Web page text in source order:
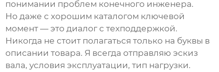
понимании проблем конечного инженера.
Но даже с хорошим каталогом ключевой
момент — это диалог с техподдержкой.
Никогда не стоит полагаться только на буквы в
описании товара. Я всегда отправляю эскиз
вала, условия эксплуатации, тип нагрузки.